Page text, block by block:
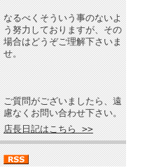
なるべくそういう事のないよ
う努力しておりますが、その
場合はどうぞご理解下さいま
せ。
ご質問がございましたら、遠
慮なくお問い合わせ下さい。
店長日記はこちら >>